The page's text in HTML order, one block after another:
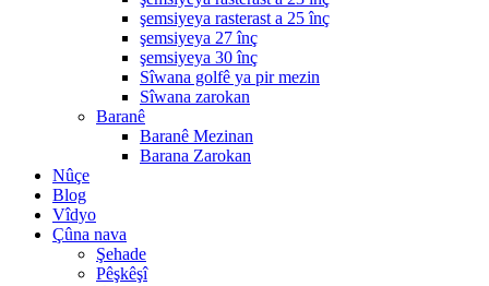
şemsiyeya rasterast a 25 înç
şemsiyeya 27 înç
şemsiyeya 30 înç
Sîwana golfê ya pir mezin
Sîwana zarokan
Baranê
Baranê Mezinan
Barana Zarokan
Nûçe
Blog
Vîdyo
Çûna nava
Şehade
Pêşkêşî